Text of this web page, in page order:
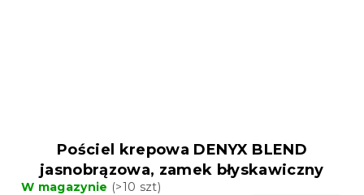
Pościel krepowa DENYX BLEND
jasnobrązowa, zamek błyskawiczny
W magazynie (>10 szt)